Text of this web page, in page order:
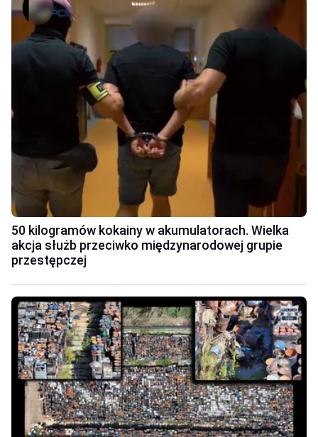
50 kilogramów kokainy w akumulatorach. Wielka
akcja służb przeciwko międzynarodowej grupie
przestępczej